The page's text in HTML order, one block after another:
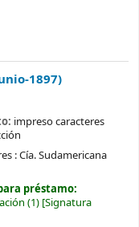
1897)
impreso caracteres
:Cía. Sudamericana
préstamo:
(1) Signatura